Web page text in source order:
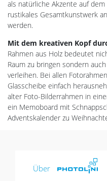
als natürliche Akzente auf
rustikales Gesamtkunstwerk
werden.
Mit dem kreativen Kopf
Rahmen aus Holz bedeutet
Raum zu bringen sondern
verleihen. Bei allen
Glasscheibe einfach
alter Foto-Bilderrahmen in
ein Memoboard mit
Adventskalender zu
Über